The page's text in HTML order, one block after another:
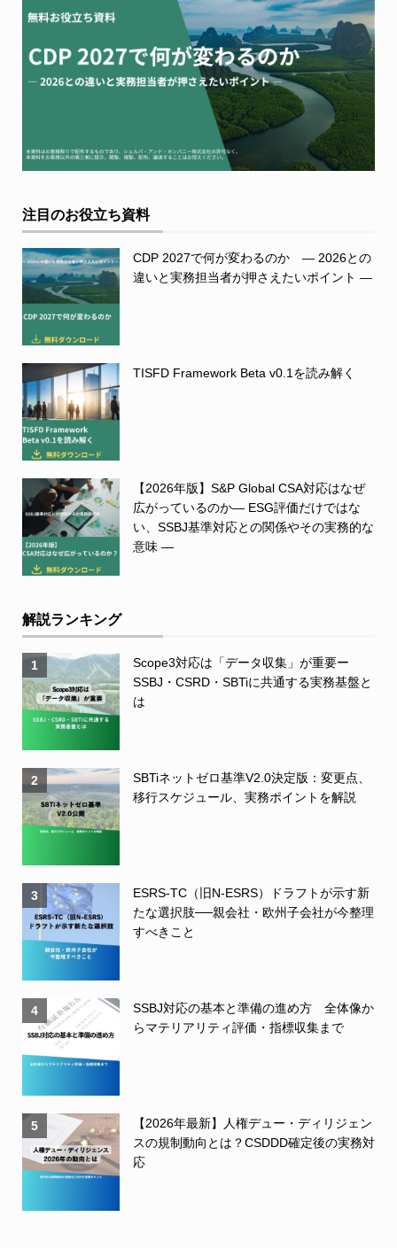
注目のお役立ち資料
CDP 2027で何が変わるのか ― 2026との
違いと実務担当者が押さえたいポイント ―
TISFD Framework Beta v0.1を読み解く
【2026年版】S&P Global CSA対応はなぜ
広がっているのか― ESG評価だけではな
い、SSBJ基準対応との関係やその実務的な
意味 ―
解説ランキング
1
Scope3対応は「データ収集」が重要ー
SSBJ・CSRD・SBTiに共通する実務基盤と
は
2
SBTiネットゼロ基準V2.0決定版：変更点、
移行スケジュール、実務ポイントを解説
3
ESRS-TC（旧N-ESRS）ドラフトが示す新
たな選択肢──親会社・欧州子会社が今整理
すべきこと
4
SSBJ対応の基本と準備の進め方 全体像か
らマテリアリティ評価・指標収集まで
5
【2026年最新】人権デュー・ディリジェン
スの規制動向とは？CSDDD確定後の実務対
応